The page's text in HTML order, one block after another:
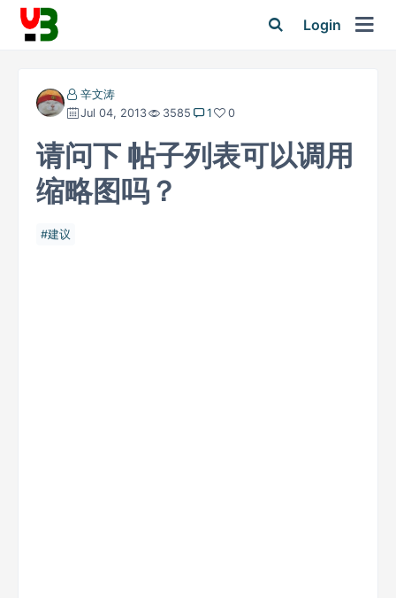
Login
辛文涛
Jul 04, 2013
3585 1 0
请问下 帖子列表可以调用
缩略图吗？
建议